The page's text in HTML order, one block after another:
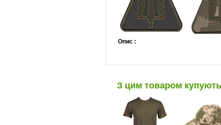
Опис :
З цим товаром купують